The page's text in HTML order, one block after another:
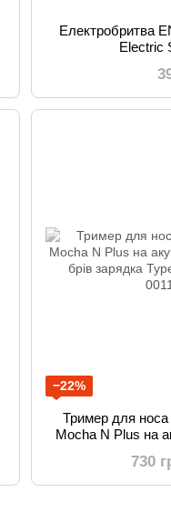
Електробритва
Electric
−22%
Тример для носа
Mocha N Plus на
730